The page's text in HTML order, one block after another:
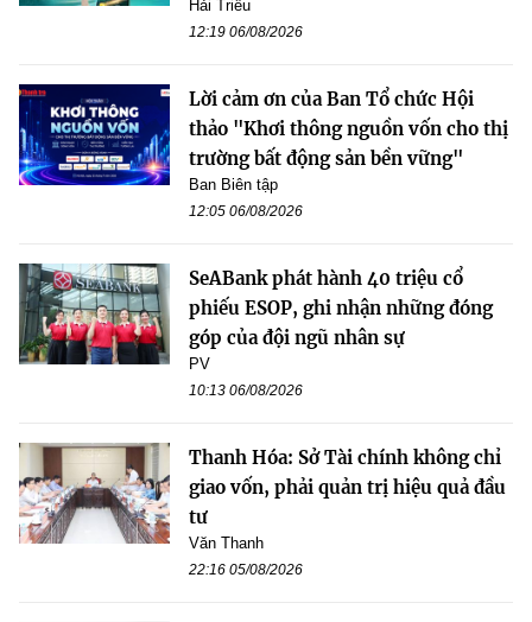
Hải Triều
12:19 06/08/2026
Lời cảm ơn của Ban Tổ chức Hội
thảo "Khơi thông nguồn vốn cho thị
trường bất động sản bền vững"
Ban Biên tập
12:05 06/08/2026
SeABank phát hành 40 triệu cổ
phiếu ESOP, ghi nhận những đóng
góp của đội ngũ nhân sự
PV
10:13 06/08/2026
Thanh Hóa: Sở Tài chính không chỉ
giao vốn, phải quản trị hiệu quả đầu
tư
Văn Thanh
22:16 05/08/2026